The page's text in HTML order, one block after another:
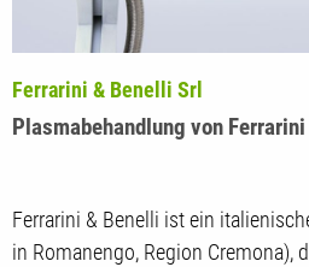
Plasmabehandlung von
Ferrarini & Benelli Srl
Ferrarini & Benelli ist ein
in Romanengo, Region Cremona),